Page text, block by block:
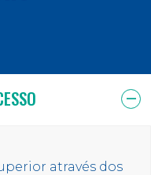
através dos